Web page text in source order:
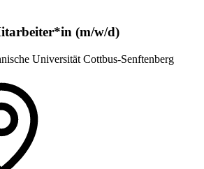
(m/w/d)
Universität Cottbus-Senftenberg